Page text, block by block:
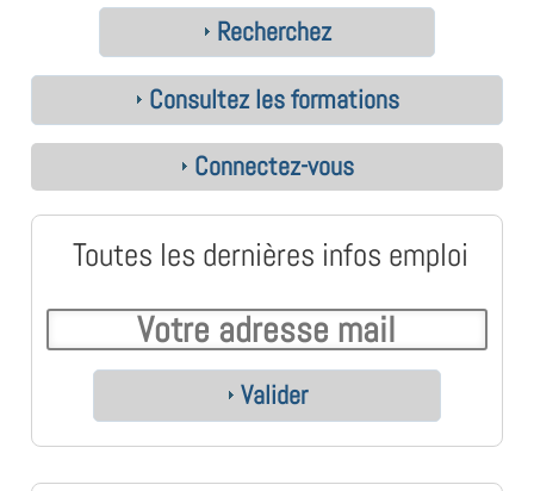
Recherchez
Consultez les formations
Connectez-vous
Toutes les dernières infos emploi
Valider